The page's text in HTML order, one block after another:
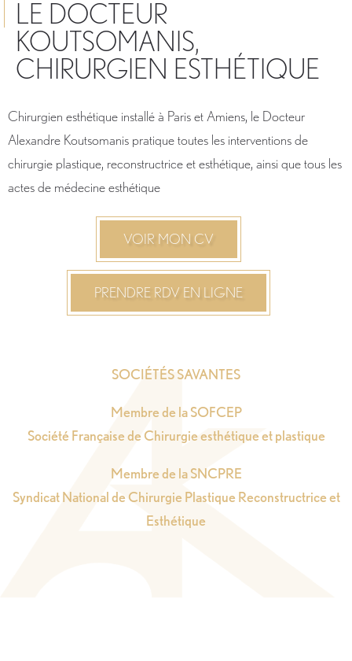
LE DOCTEUR
KOUTSOMANIS,
CHIRURGIEN ESTHÉTIQUE
Chirurgien esthétique installé à Paris et Amiens, le Docteur
Alexandre Koutsomanis pratique toutes les interventions de
chirurgie plastique, reconstructrice et esthétique, ainsi que tous les
actes de médecine esthétique
VOIR MON CV
PRENDRE RDV EN LIGNE
SOCIÉTÉS SAVANTES
Membre de la SOFCEP
Société Française de Chirurgie esthétique et plastique
Membre de la SNCPRE
Syndicat National de Chirurgie Plastique Reconstructrice et
Esthétique